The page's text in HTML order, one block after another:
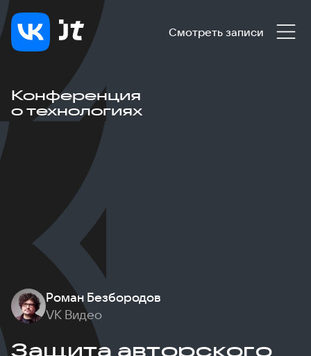
Смотреть записи
Конференция
о технологиях
Роман Безбородов
VK Видео
Защита авторского